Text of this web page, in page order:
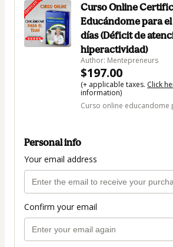
Curso Online
Educándome para
días (Déficit de
hiperactividad)
Author: Mentepreneurs
$197.00
(+ applicable taxes. Click
information)
Curso online educandome
Personal info
Your email address
Confirm your email